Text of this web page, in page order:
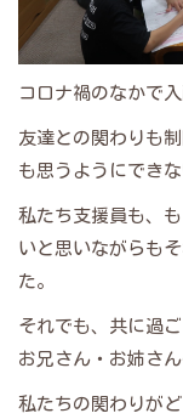
コロナ禍のなかで
友達との関わりも
も思うようにでき
私たち支援員も、
いと思いながらも
た。
それでも、共に過
お兄さん・お姉さ
私たちの関わりが